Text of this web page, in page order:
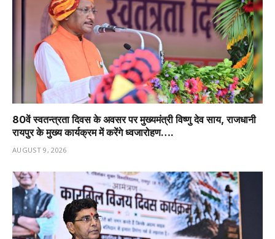
80वें स्वतन्त्रता दिवस के अवसर पर मुख्यमंत्री विष्णु देव साय, राजधानी
रायपुर के मुख्य कार्यक्रम में करेंगे ध्वजारोहण….
AUGUST 9, 2026